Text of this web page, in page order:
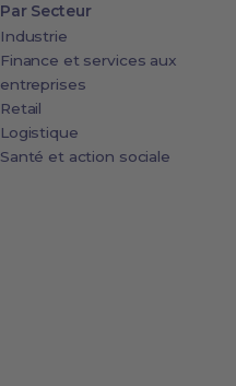
Par Secteur
Industrie
Finance et services aux
entreprises
Retail
Logistique
Santé et action sociale